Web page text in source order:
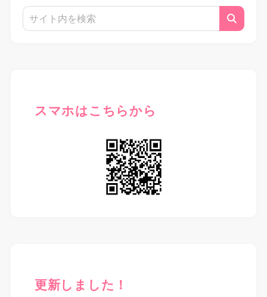
スマホはこちらから
更新しました！